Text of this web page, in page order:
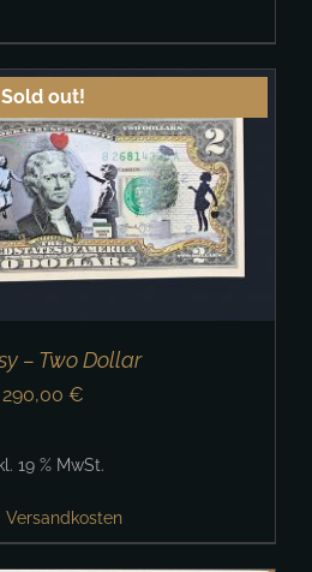
Sold out!
– Two Dollar
290,00 €
19 % MwSt.
Versandkosten